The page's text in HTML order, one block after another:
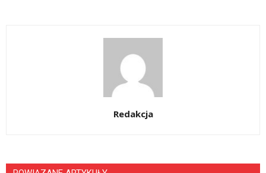
Redakcja